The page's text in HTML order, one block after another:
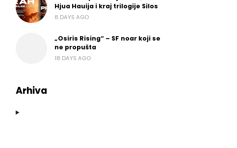
Hjua Hauija i kraj trilogije Silos
8 DAYS AGO
„Osiris Rising“ – SF noar koji se
ne propušta
18 DAYS AGO
Arhiva